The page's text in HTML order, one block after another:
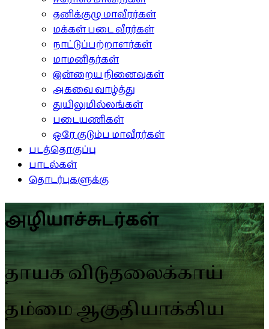
தனிக்குழு மாவீரர்கள்
மக்கள் படை வீரர்கள்
நாட்டுப்பற்றாளர்கள்
மாமனிதர்கள்
இன்றைய நினைவுகள்
அகவை வாழ்த்து
துயிலுமில்லங்கள்
படையணிகள்
ஒரே குடும்ப மாவீரர்கள்
படத்தொகுப்பு
பாடல்கள்
தொடர்புகளுக்கு
அழியாச்சுடர்கள்
தாயக விடுதலைக்காய்
தம்மை ஆகுதியாக்கிய